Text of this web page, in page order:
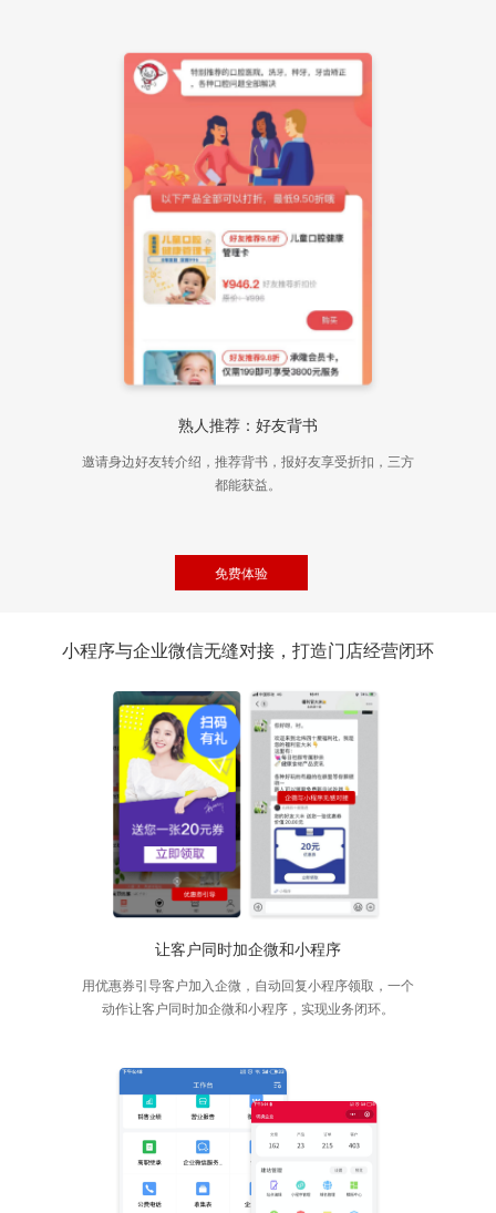
熟人推荐：好友背书
邀请身边好友转介绍，推荐背书，报好友享受折扣，三方
都能获益。
免费体验
小程序与企业微信无缝对接，打造门店经营闭环
让客户同时加企微和小程序
用优惠券引导客户加入企微，自动回复小程序领取，一个
动作让客户同时加企微和小程序，实现业务闭环。